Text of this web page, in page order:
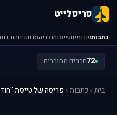
פריפלייט
כתבותפורומיםטייסותגלריהסרטוניםהורדות
72חברים מחוברים
בית כתבות פריסה של טייסת